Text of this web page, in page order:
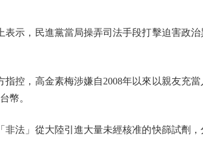
示，民進黨當局操弄司法手段打擊迫害政治
，高金素梅涉嫌自2008年以來以親友充當
幣。
」從大陸引進大量未經核准的快篩試劑，